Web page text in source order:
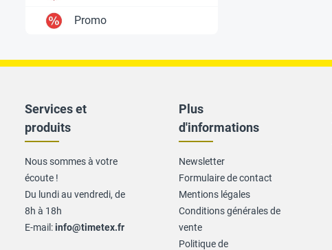
Promo
Services et
produits
Nous sommes à votre
écoute !
Du lundi au vendredi, de
8h à 18h
E-mail:info@timetex.fr
Plus
d'informations
Newsletter
Formulaire de contact
Mentions légales
Conditions générales de
vente
Politique de